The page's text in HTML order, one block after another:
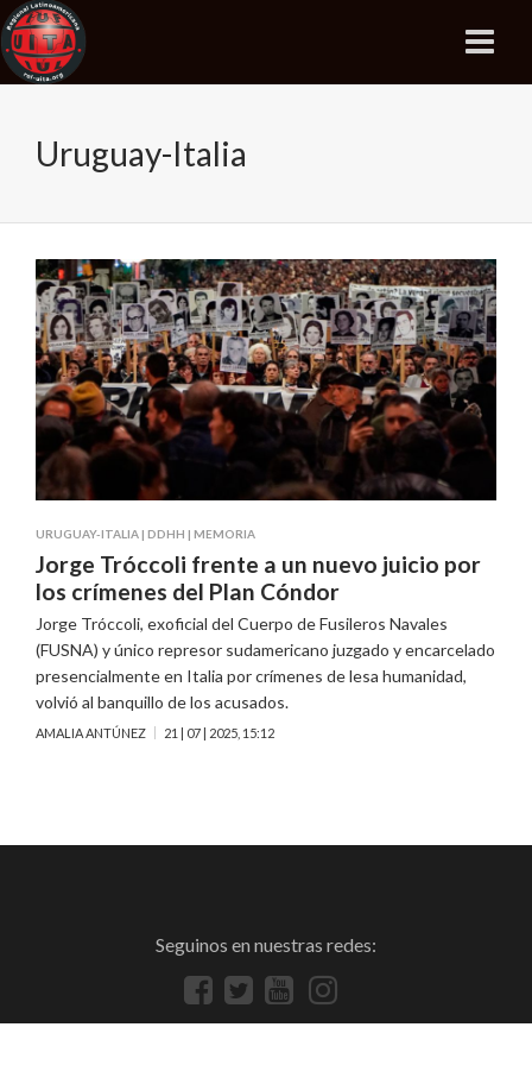
Uruguay-Italia
URUGUAY-ITALIA| DDHH | MEMORIA
Jorge Tróccoli frente a un nuevo juicio por
los crímenes del Plan Cóndor
Jorge Tróccoli, exoficial del Cuerpo de Fusileros Navales
(FUSNA) y único represor sudamericano juzgado y encarcelado
presencialmente en Italia por crímenes de lesa humanidad,
volvió al banquillo de los acusados.
AMALIA ANTÚNEZ 21 | 07 | 2025, 15:12
Seguinos en nuestras redes: